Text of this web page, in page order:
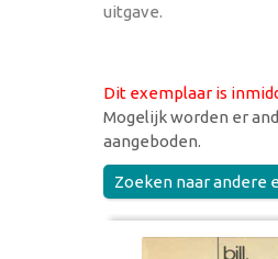
uitgave.
Dit exemplaar is
Mogelijk worden er
aangeboden.
Zoeken naar andere